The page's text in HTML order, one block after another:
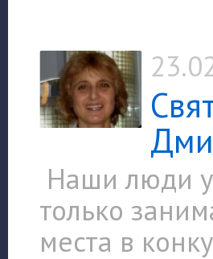
Наши люди
только
места в